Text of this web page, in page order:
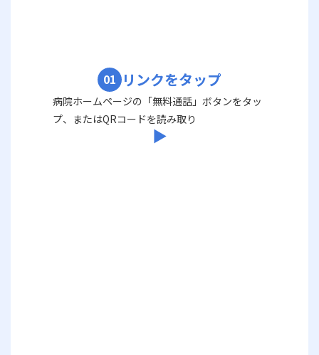
01 リンクをタップ
病院ホームページの「無料通話」ボタンをタッ
プ、またはQRコードを読み取り